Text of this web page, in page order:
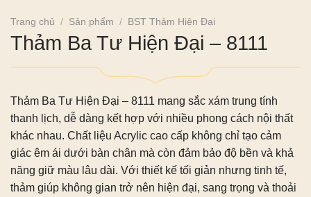
Trang chủ / Sản phẩm / BST Thảm Hiện Đại
Thảm Ba Tư Hiện Đại – 8111
Thảm Ba Tư Hiện Đại – 8111 mang sắc xám trung tính
thanh lịch, dễ dàng kết hợp với nhiều phong cách nội thất
khác nhau. Chất liệu Acrylic cao cấp không chỉ tạo cảm
giác êm ái dưới bàn chân mà còn đảm bảo độ bền và khả
năng giữ màu lâu dài. Với thiết kế tối giản nhưng tinh tế,
thảm giúp không gian trở nên hiện đại, sang trọng và thoải